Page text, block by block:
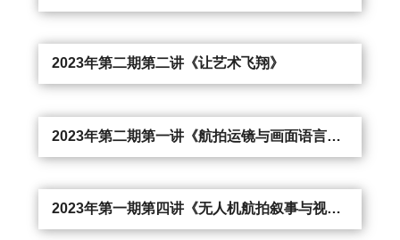
2023年第二期第二讲《让艺术飞翔》
2023年第二期第一讲《航拍运镜与画面语言实操讲解》
2023年第一期第四讲《无人机航拍叙事与视听语言》